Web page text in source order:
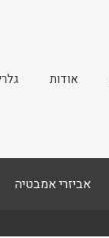
אודות
אביזרי אמבטיה